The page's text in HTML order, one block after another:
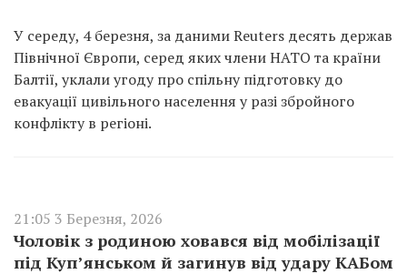
У середу, 4 березня, за даними Reuters десять держав
Північної Європи, серед яких члени НАТО та країни
Балтії, уклали угоду про спільну підготовку до
евакуації цивільного населення у разі збройного
конфлікту в регіоні.
21:05 3 Березня, 2026
Чоловік з родиною ховався від мобілізації
під Куп’янськом й загинув від удару КАБом